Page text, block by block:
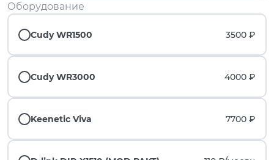
Оборудование
Cudy WR1500 3500 ₽
Cudy WR3000 4000 ₽
Keenetic Viva 7700 ₽